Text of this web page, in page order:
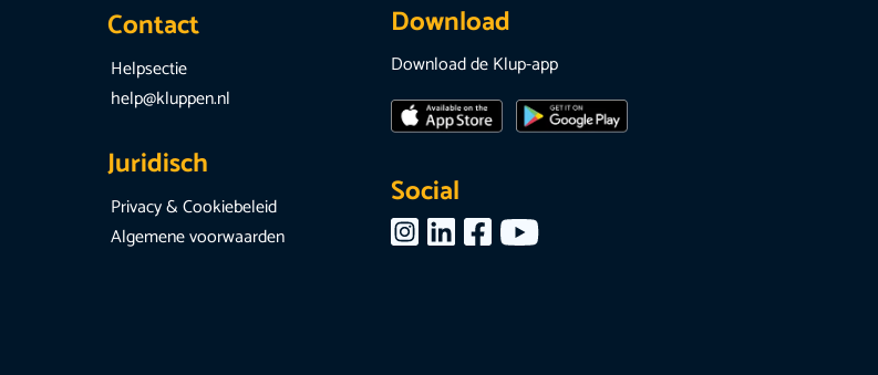
Contact
Helpsectie
help@kluppen.nl
Juridisch
Privacy & Cookiebeleid
Algemene voorwaarden
Download
Download de Klup-app
Social